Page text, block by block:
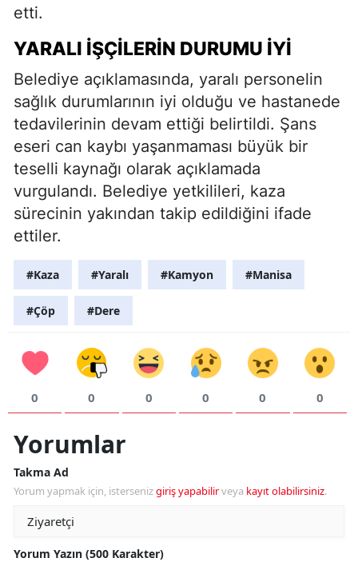
etti.
YARALI İŞÇILERIN DURUMU İYI
Belediye açıklamasında, yaralı personelin
sağlık durumlarının iyi olduğu ve hastanede
tedavilerinin devam ettiği belirtildi. Şans
eseri can kaybı yaşanmaması büyük bir
teselli kaynağı olarak açıklamada
vurgulandı. Belediye yetkilileri, kaza
sürecinin yakından takip edildiğini ifade
ettiler.
#Kaza #Yaralı #Kamyon #Manisa
#Çöp #Dere
0 0 0 0 0 0
Yorumlar
Takma Ad
Yorum yapmak için, istersenizgiriş yapabilirveya kayıt olabilirsiniz.
Yorum Yazın (500 Karakter)